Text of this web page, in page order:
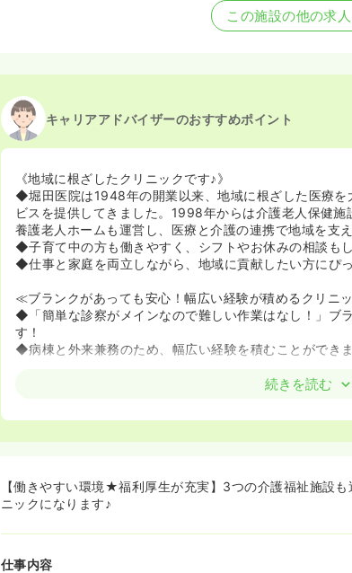
この施設の他の求
キャリアアドバイザーのおすすめポイント
《地域に根ざしたクリニックです♪》
◆堀田医院は1948年の開業以来、地域に根ざした医療を
ビスを提供してきました。1998年からは介護老人保健
養護老人ホームも運営し、医療と介護の連携で地域を支え
◆子育て中の方も働きやすく、シフトやお休みの相談も
◆仕事と家庭を両立しながら、地域に貢献したい方にぴ
≪ブランクがあっても安心！幅広い経験が積めるクリニ
◆「簡単な診察がメインなので難しい作業はなし！」ブ
す！
◆病棟と外来兼務のため、幅広い経験を積むことができま
≪ワークライフバランス◎年間休日118日！≫
す！
◆院長・副院長が子育てへの理解があり、子育て中の看
◆お子様の急な発熱などによるお休みも相談しやすく、
続きを読む
【働きやすい環境★福利厚生が充実】3つの介護福祉施設
ニックになります♪
仕事内容